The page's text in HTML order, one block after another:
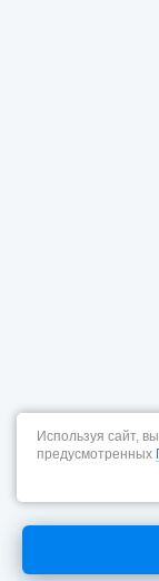
Используя сайт,
предусмотренных